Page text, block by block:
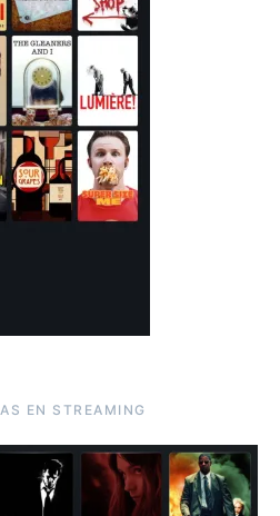
EN STREAMING